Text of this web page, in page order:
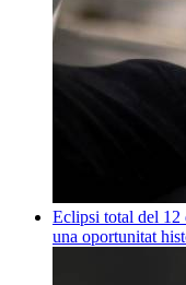
Eclipsi total del 12
una oportunitat